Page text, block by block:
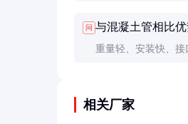
密封。
问 与混凝土管相比优
重量轻、安装快、
相关厂家